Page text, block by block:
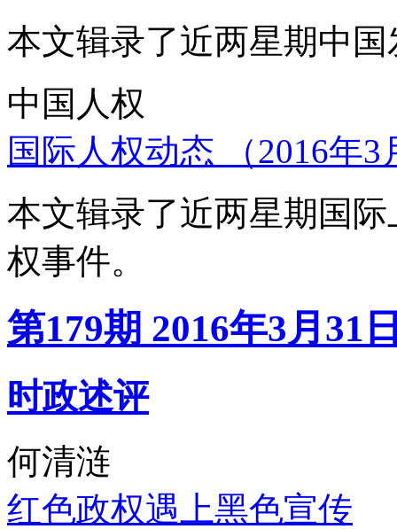
本文辑录了近两星期中
中国人权
国际人权动态 （2016年
本文辑录了近两星期国
权事件。
第179期 2016年3月31
时政述评
何清涟
红色政权遇上黑色宣传